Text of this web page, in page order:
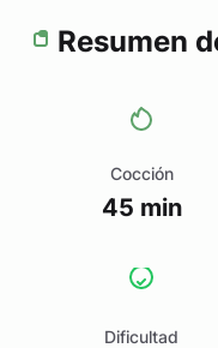
Resumen
Cocción
45 min
Dificultad